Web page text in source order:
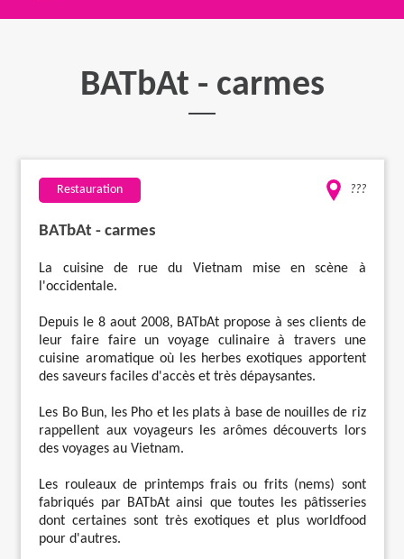
Travaux
Santé
Plus
BATbAt - carmes
Restauration ???
BATbAt - carmes
La cuisine de rue du Vietnam mise en scène à
l'occidentale.
Depuis le 8 aout 2008, BATbAt propose à ses clients de
leur faire faire un voyage culinaire à travers une
cuisine aromatique où les herbes exotiques apportent
des saveurs faciles d'accès et très dépaysantes.
Les Bo Bun, les Pho et les plats à base de nouilles de riz
rappellent aux voyageurs les arômes découverts lors
des voyages au Vietnam.
Les rouleaux de printemps frais ou frits (nems) sont
fabriqués par BATbAt ainsi que toutes les pâtisseries
dont certaines sont très exotiques et plus worldfood
pour d'autres.